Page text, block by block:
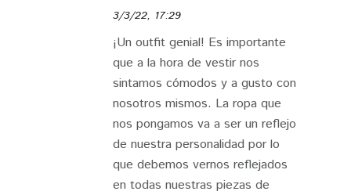
3/3/22, 17:29
¡Un outfit genial! Es importante
que a la hora de vestir nos
sintamos cómodos y a gusto con
nosotros mismos. La ropa que
nos pongamos va a ser un reflejo
de nuestra personalidad por lo
que debemos vernos reflejados
en todas nuestras piezas de